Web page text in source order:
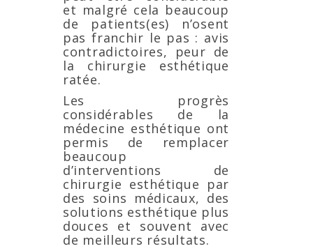
et malgré cela beaucoup
de patients(es) n’osent
pas franchir le pas : avis
contradictoires, peur de
la chirurgie esthétique
ratée.
Les progrès
considérables de la
médecine esthétique ont
permis de remplacer
beaucoup
d’interventions de
chirurgie esthétique par
des soins médicaux, des
solutions esthétique plus
douces et souvent avec
de meilleurs résultats.